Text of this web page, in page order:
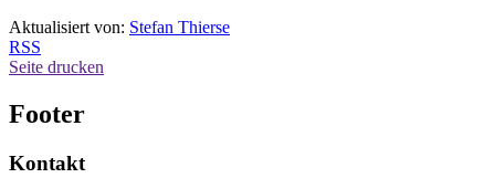
Aktualisiert von: Stefan Thierse
RSS
Seite drucken
Footer
Kontakt